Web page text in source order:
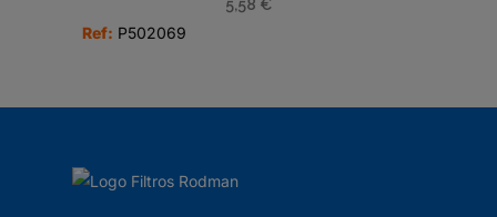
5,58 €
Ref: P502069